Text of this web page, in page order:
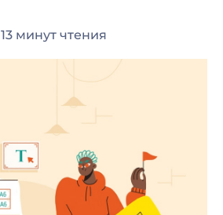
13 минут чтения